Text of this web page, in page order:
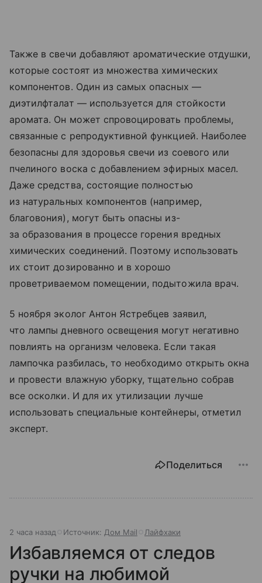
Также в свечи добавляют ароматические отдушки,
которые состоят из множества химических
компонентов. Один из самых опасных —
диэтилфталат — используется для стойкости
аромата. Он может спровоцировать проблемы,
связанные с репродуктивной функцией. Наиболее
безопасны для здоровья свечи из соевого или
пчелиного воска с добавлением эфирных масел.
Даже средства, состоящие полностью
из натуральных компонентов (например,
благовония), могут быть опасны из-
за образования в процессе горения вредных
химических соединений. Поэтому использовать
их стоит дозированно и в хорошо
проветриваемом помещении, подытожила врач.
5 ноября эколог Антон Ястребцев заявил,
что лампы дневного освещения могут негативно
повлиять на организм человека. Если такая
лампочка разбилась, то необходимо открыть окна
и провести влажную уборку, тщательно собрав
все осколки. И для их утилизации лучше
использовать специальные контейнеры, отметил
эксперт.
Поделиться
2 часа назад Источник: Дом Mail Лайфхаки
Избавляемся от следов
ручки на любимой